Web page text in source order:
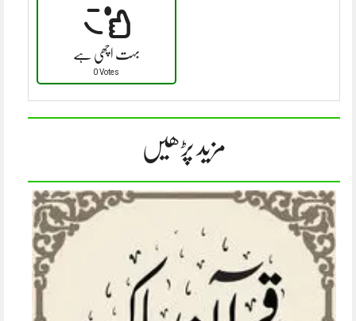
بہت اچھی ہے
0 Votes
مزید پڑھیں